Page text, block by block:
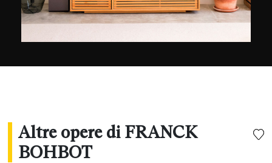
design come Knoll. Oggi spazia tra ritrattistica,
moda, architettura e fotografia documentaria con
della luce, Franck Bohbot continua la sua
Altre opere di FRANCK
BOHBOT